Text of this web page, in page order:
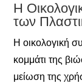
Η
των
Η οικολογική
κομμάτι της
μείωση της